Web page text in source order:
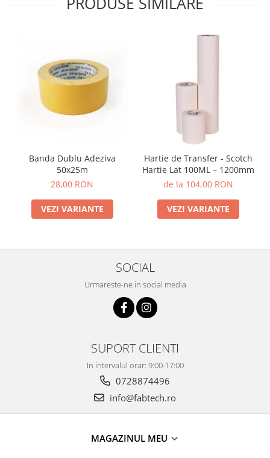
Banda Dublu Adeziva
50x25m
28,00 RON
VEZI VARIANTE
Hartie de Transfer - Scotch
Hartie Lat 100ML – 1200mm
de la 104,00 RON
VEZI VARIANTE
SOCIAL
Urmareste-ne in social media
SUPORT CLIENTI
In intervalul orar: 9:00-17:00
0728874496
info@fabtech.ro
MAGAZINUL MEU